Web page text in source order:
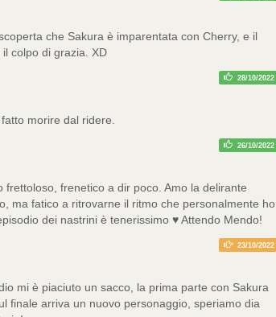
che Sakura è imparentata con Cherry, e il
colpo di grazia. XD
28/10/2022
morire dal ridere.
26/10/2022
frettoloso, frenetico a dir poco. Amo la delirante
ma fatico a ritrovarne il ritmo che personalmente ho
dei nastrini è tenerissimo ♥ Attendo Mendo!
23/10/2022
mi è piaciuto un sacco, la prima parte con Sakura
finale arriva un nuovo personaggio, speriamo dia